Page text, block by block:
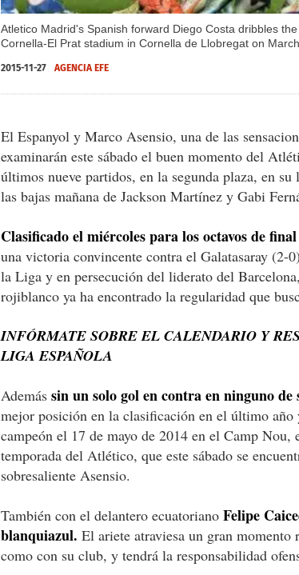
Atletico Madrid's Spanish forward Diego Costa dribbles
Cornella-El Prat stadium in Cornella de Llobregat on
2015-11-27 AGENCIA EFE
El Espanyol y Marco Asensio, una de las
examinarán este sábado el buen momento del
últimos nueve partidos, en la segunda plaza, en
las bajas mañana de Jackson Martínez y Gabi
Clasificado el miércoles para los octavos de
una victoria convincente contra el Galatasaray (2-
la Liga y en persecución del liderato del
rojiblanco ya ha encontrado la regularidad que
INFÓRMATE SOBRE EL CALENDARIO Y
LIGA ESPAÑOLA
Además sin un solo gol en contra en ninguno de
mejor posición en la clasificación en el último año
campeón el 17 de mayo de 2014 en el Camp
temporada del Atlético, que este sábado se
sobresaliente Asensio.
También con el delantero ecuatoriano Felipe
blanquiazul. El ariete atraviesa un gran
como con su club, y tendrá la responsabilidad